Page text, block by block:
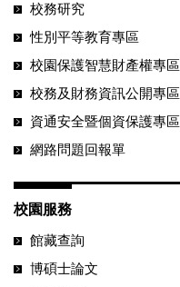
校務研究
性別平等教育專區
校園保護智慧財產權專區
校務及財務資訊公開專區
資通安全暨個資保護專區
網路問題回報單
校園服務
館藏查詢
博碩士論文